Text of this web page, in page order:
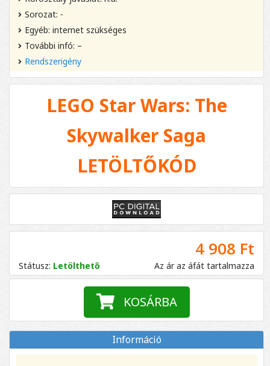
Sorozat: -
Egyéb: internet szükséges
További infó: –
Rendszerigény
LEGO Star Wars: The
Skywalker Saga
LETÖLTŐKÓD
Státusz: Letölthető
4 908 Ft
Az ár az áfát tartalmazza
KOSÁRBA
Információ